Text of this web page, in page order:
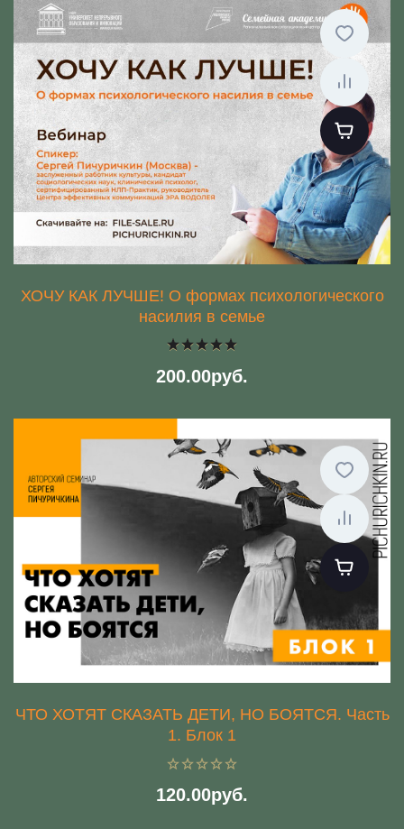
ХОЧУ КАК ЛУЧШЕ! О формах психологического
насилия в семье
200.00руб.
ЧТО ХОТЯТ СКАЗАТЬ ДЕТИ, НО БОЯТСЯ. Часть
1. Блок 1
120.00руб.